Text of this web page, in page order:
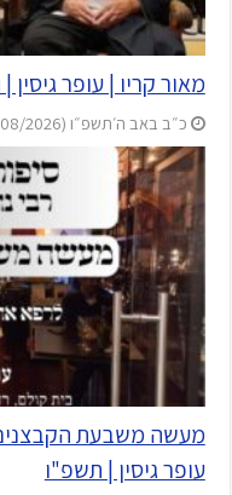
מאור קריו | עופר גיסין |
כ״ב באב ה׳תשפ״ו (05/08/2026)
עופר גיסין | תשפ"ו